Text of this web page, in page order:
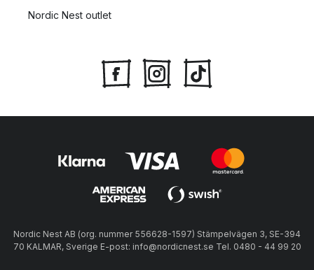
Nordic Nest outlet
Nordic Nest AB (org. nummer 556628-1597) Stämpelvägen 3, SE-394
70 KALMAR, Sverige E-post: info@nordicnest.se Tel. 0480 - 44 99 20